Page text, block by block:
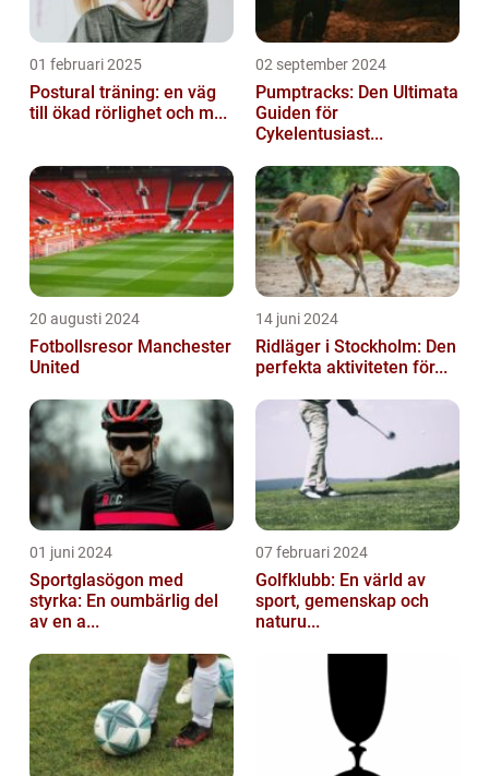
01 februari 2025
Postural träning: en väg
till ökad rörlighet och m...
02 september 2024
Pumptracks: Den Ultimata
Guiden för
Cykelentusiast...
20 augusti 2024
Fotbollsresor Manchester
United
14 juni 2024
Ridläger i Stockholm: Den
perfekta aktiviteten för...
01 juni 2024
Sportglasögon med
styrka: En oumbärlig del
av en a...
07 februari 2024
Golfklubb: En värld av
sport, gemenskap och
naturu...